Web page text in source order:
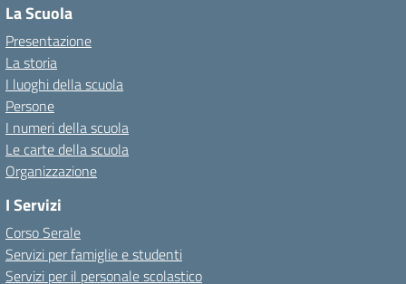
La Scuola
Presentazione
La storia
I luoghi della scuola
Persone
I numeri della scuola
Le carte della scuola
Organizzazione
I Servizi
Corso Serale
Servizi per famiglie e studenti
Servizi per il personale scolastico